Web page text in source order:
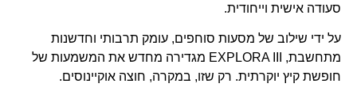
סעודה אישית וייחודית.
על ידי שילוב של מסעות סוחפים, עומק תרבותי וחדשנות
מתחשבת, EXPLORA III מגדירה מחדש את המשמעות של
חופשת קיץ יוקרתית. רק שזו, במקרה, חוצה אוקיינוסים.